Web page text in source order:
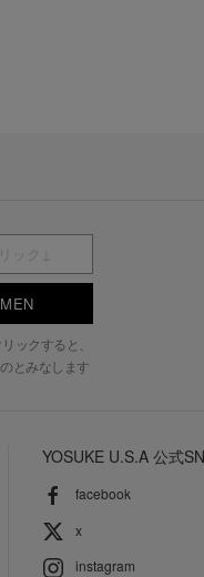
ックすると、
とみなします
YOSUKE U.S.A 公式
facebook
x
instagram